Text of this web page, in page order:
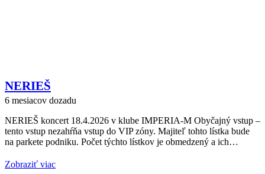
NERIEŠ
6 mesiacov dozadu
NERIEŠ koncert 18.4.2026 v klube IMPERIA-M Obyčajný vstup –
tento vstup nezahŕňa vstup do VIP zóny. Majiteľ tohto lístka bude
na parkete podniku. Počet týchto lístkov je obmedzený a ich…
Zobraziť viac